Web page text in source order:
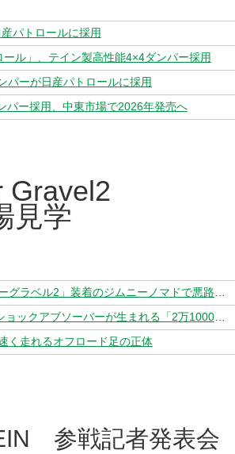
パトロールに採用
ル」、テイン製高性能4×4ダンパー採用
パーが日産パトロールに採用
パー採用、中東市場で2026年発売へ
Gravel2
見学
CarWatch / テインの車高調整式サスペンション「4×4ダンパーグラベル2」装着のジムニーノマドで悪路にチャレンジ！
Response / テイン中国マザー工場に現地取材！ ラリー発祥ショックアブソーバーが生まれる「2万1000平米の現場」とは？
く走れるオフロード足の正体
参戦記者発表会